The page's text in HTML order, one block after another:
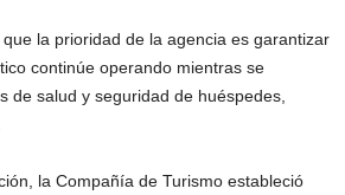
la prioridad de la agencia es garantizar
continúe operando mientras se
de salud y seguridad de huéspedes,
la Compañía de Turismo estableció